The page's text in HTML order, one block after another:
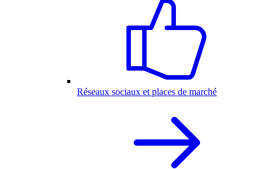
Réseaux sociaux et places de marché